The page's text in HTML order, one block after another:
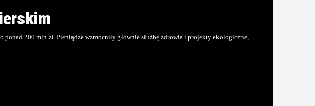
200 mln zł. Pieniądze wzmocniły głównie służbę zdrowia i projekty ekologiczne,